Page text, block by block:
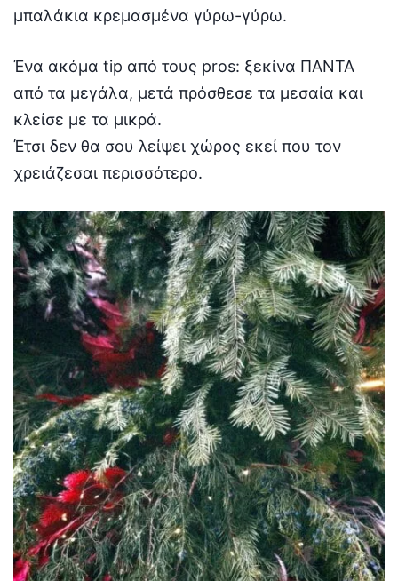
μπαλάκια κρεμασμένα γύρω-γύρω.
Ένα ακόμα tip από τους pros: ξεκίνα ΠΑΝΤΑ
από τα μεγάλα, μετά πρόσθεσε τα μεσαία και
κλείσε με τα μικρά.
Έτσι δεν θα σου λείψει χώρος εκεί που τον
χρειάζεσαι περισσότερο.